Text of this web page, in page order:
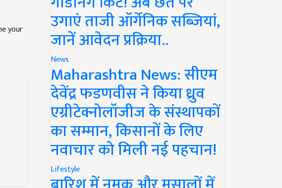
उगाएं ताजी ऑर्गेनिक सब्जियां,
जानें आवेदन प्रक्रिया..
News
Maharashtra News: सीएम
देवेंद्र फडणवीस ने किया ध्रुव
एग्रीटेक्नोलॉजीज के संस्थापकों
का सम्मान, किसानों के लिए
नवाचार को मिली नई पहचान!
Lifestyle